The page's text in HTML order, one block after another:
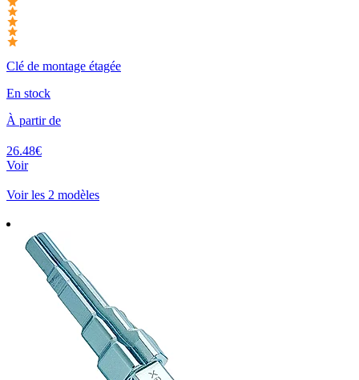
Clé de montage étagée
En stock
À partir de
26.48€
Voir
Voir les 2 modèles